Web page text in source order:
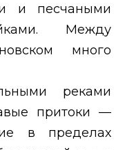
и песчаными
Между
много
реками
притоки —
в пределах